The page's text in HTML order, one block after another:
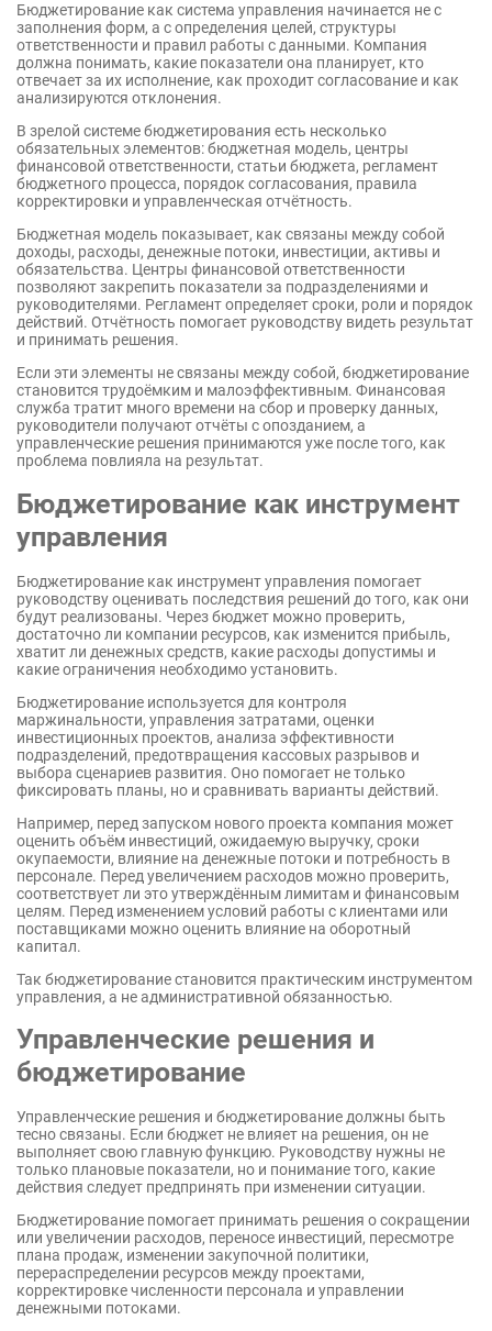
Бюджетирование как система управления начинается не с
заполнения форм, а с определения целей, структуры
ответственности и правил работы с данными. Компания
должна понимать, какие показатели она планирует, кто
отвечает за их исполнение, как проходит согласование и как
анализируются отклонения.
В зрелой системе бюджетирования есть несколько
обязательных элементов: бюджетная модель, центры
финансовой ответственности, статьи бюджета, регламент
бюджетного процесса, порядок согласования, правила
корректировки и управленческая отчётность.
Бюджетная модель показывает, как связаны между собой
доходы, расходы, денежные потоки, инвестиции, активы и
обязательства. Центры финансовой ответственности
позволяют закрепить показатели за подразделениями и
руководителями. Регламент определяет сроки, роли и порядок
действий. Отчётность помогает руководству видеть результат
и принимать решения.
Если эти элементы не связаны между собой, бюджетирование
становится трудоёмким и малоэффективным. Финансовая
служба тратит много времени на сбор и проверку данных,
руководители получают отчёты с опозданием, а
управленческие решения принимаются уже после того, как
проблема повлияла на результат.
Бюджетирование как инструмент
управления
Бюджетирование как инструмент управления помогает
руководству оценивать последствия решений до того, как они
будут реализованы. Через бюджет можно проверить,
достаточно ли компании ресурсов, как изменится прибыль,
хватит ли денежных средств, какие расходы допустимы и
какие ограничения необходимо установить.
Бюджетирование используется для контроля
маржинальности, управления затратами, оценки
инвестиционных проектов, анализа эффективности
подразделений, предотвращения кассовых разрывов и
выбора сценариев развития. Оно помогает не только
фиксировать планы, но и сравнивать варианты действий.
Например, перед запуском нового проекта компания может
оценить объём инвестиций, ожидаемую выручку, сроки
окупаемости, влияние на денежные потоки и потребность в
персонале. Перед увеличением расходов можно проверить,
соответствует ли это утверждённым лимитам и финансовым
целям. Перед изменением условий работы с клиентами или
поставщиками можно оценить влияние на оборотный
капитал.
Так бюджетирование становится практическим инструментом
управления, а не административной обязанностью.
Управленческие решения и
бюджетирование
Управленческие решения и бюджетирование должны быть
тесно связаны. Если бюджет не влияет на решения, он не
выполняет свою главную функцию. Руководству нужны не
только плановые показатели, но и понимание того, какие
действия следует предпринять при изменении ситуации.
Бюджетирование помогает принимать решения о сокращении
или увеличении расходов, переносе инвестиций, пересмотре
плана продаж, изменении закупочной политики,
перераспределении ресурсов между проектами,
корректировке численности персонала и управлении
денежными потоками.